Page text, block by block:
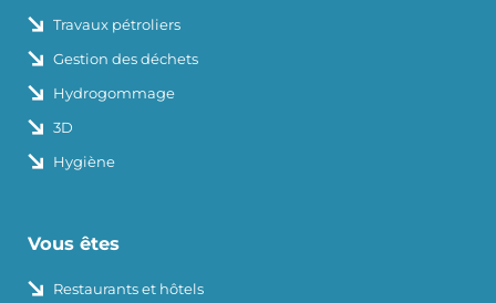
Travaux pétroliers
Gestion des déchets
Hydrogommage
3D
Hygiène
Vous êtes
Restaurants et hôtels